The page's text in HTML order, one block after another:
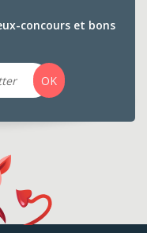
concours et bons
OK